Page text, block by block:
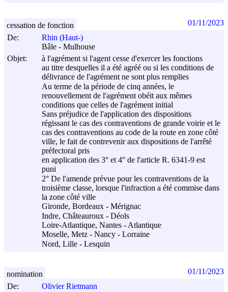
De:
Rhin (Haut-)
Bâle - Mulhouse
Objet:
à l'agrément si l'agent cesse d'exercer les fonctions
au titre desquelles il a été agréé ou si les conditions de
délivrance de l'agrément ne sont plus remplies
Au terme de la période de cinq années, le
renouvellement de l'agrément obéit aux mêmes
conditions que celles de l'agrément initial
Sans préjudice de l'application des dispositions
régissant le cas des contraventions de grande voirie et le
cas des contraventions au code de la route en zone côté
ville, le fait de contrevenir aux dispositions de l'arrêté
préfectoral pris
en application des 3° et 4° de l'article R. 6341-9 est
puni
2° De l'amende prévue pour les contraventions de la
troisième classe, lorsque l'infraction a été commise dans
la zone côté ville
Gironde, Bordeaux - Mérignac
Indre, Châteauroux - Déols
Loire-Atlantique, Nantes - Atlantique
Moselle, Metz - Nancy - Lorraine
Nord, Lille - Lesquin
cessation de fonction 01/11/2023
De:
Olivier Rietmann
nomination 01/11/2023